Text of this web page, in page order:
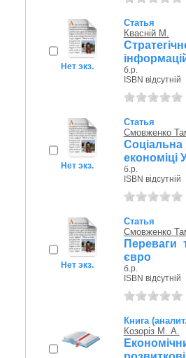
Нет экз.
Статья
Квасній М.
б.р.
ISBN відсутній
Нет экз.
Статья
Смовженко
Соціальна
економіці
б.р.
ISBN відсутній
Нет экз.
Статья
Смовженко
Переваги
євро
б.р.
ISBN відсутній
Книга
Козоріз М. А.